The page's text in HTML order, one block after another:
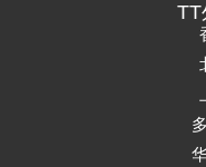
TT